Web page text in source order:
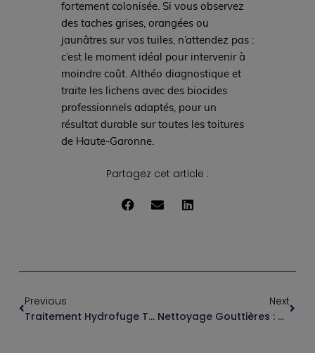
fortement colonisée. Si vous observez
des taches grises, orangées ou
jaunâtres sur vos tuiles, n’attendez pas :
c’est le moment idéal pour intervenir à
moindre coût. Althéo diagnostique et
traite les lichens avec des biocides
professionnels adaptés, pour un
résultat durable sur toutes les toitures
de Haute-Garonne.
Partagez cet article :
Previous
Traitement Hydrofuge Toiture : Guide Complet
Next
Nettoyage Gouttières : Guide Complet 2026